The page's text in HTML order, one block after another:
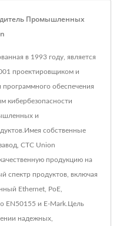
Промышленных
в 1993 году, является
проектировщиком и
программного обеспечения
кибербезопасности
и
собственные
CTC Union
продукцию на
спектр продуктов, включая
Ethernet, PoE,
EN50155 и E-Mark.Цель
надежных,